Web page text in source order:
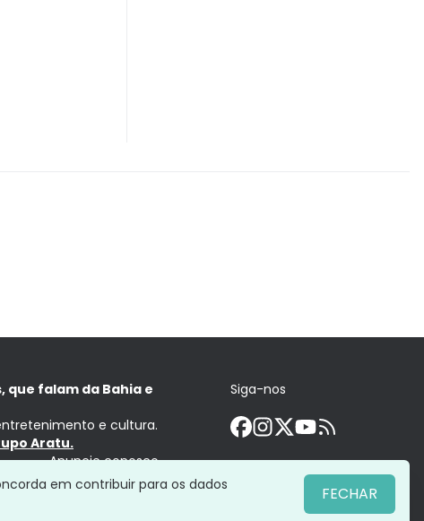
falam da Bahia e
e cultura.
Aratu.
Anuncie conosco
Siga-nos
em contribuir para os dados
FECHAR